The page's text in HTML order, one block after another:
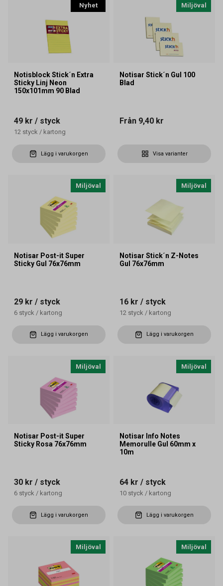
Nyhet
Notisblock Stick´n Extra
Sticky Linj Neon
150x101mm 90 Blad
49 kr / styck
12 styck / kartong
Lägg i varukorgen
Miljöval
Notisar Stick´n Gul 100
Blad
Från 9,40 kr
Visa varianter
Miljöval
Notisar Post-it Super
Sticky Gul 76x76mm
29 kr / styck
6 styck / kartong
Lägg i varukorgen
Miljöval
Notisar Stick´n Z-Notes
Gul 76x76mm
16 kr / styck
12 styck / kartong
Lägg i varukorgen
Miljöval
Notisar Post-it Super
Sticky Rosa 76x76mm
30 kr / styck
6 styck / kartong
Lägg i varukorgen
Miljöval
Notisar Info Notes
Memorulle Gul 60mm x
10m
64 kr / styck
10 styck / kartong
Lägg i varukorgen
Miljöval Miljöval